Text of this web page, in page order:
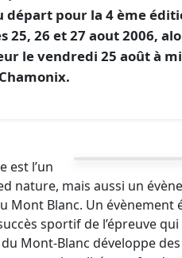
départ pour la 4 ème
25, 26 et 27 aout 2006,
le vendredi 25 août à
est l’un
nature, mais aussi un
Blanc. Un évènement
sportif de l’épreuve qui
Mont-Blanc développe